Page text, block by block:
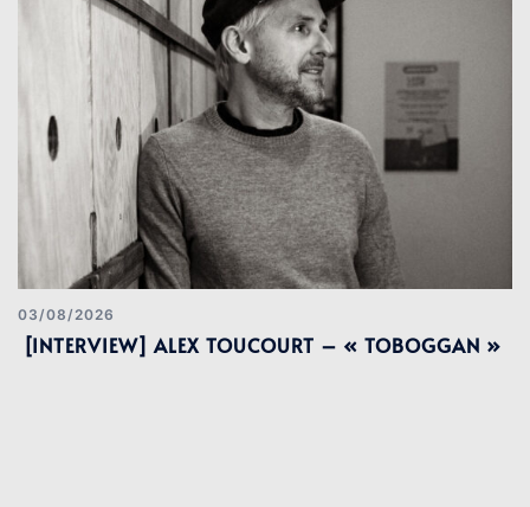
03/08/2026
[INTERVIEW] ALEX TOUCOURT – « TOBOGGAN »